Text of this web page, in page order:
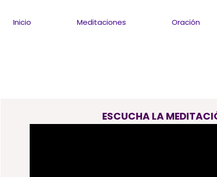
Inicio Meditaciones Oración
ESCUCHA LA